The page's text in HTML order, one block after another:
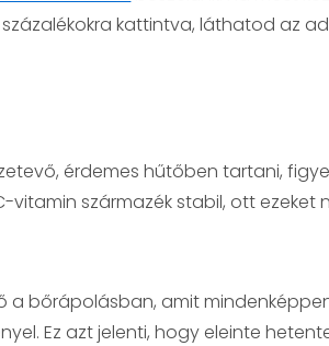
kattintva, láthatod az
érdemes hűtőben tartani,
származék stabil, ott ezeket
bőrápolásban, amit
Ez azt jelenti, hogy eleinte